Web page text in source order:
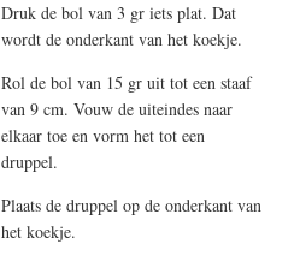
Druk de bol van 3 gr iets plat. Dat
wordt de onderkant van het koekje.
Rol de bol van 15 gr uit tot een staaf
van 9 cm. Vouw de uiteindes naar
elkaar toe en vorm het tot een
druppel.
Plaats de druppel op de onderkant van
het koekje.